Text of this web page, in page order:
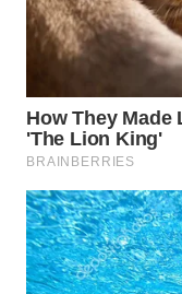
WN
MANDALIKA
WN
LIKUPANG
WN
LABUANBAJO
WN